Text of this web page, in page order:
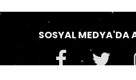
SOSYAL MEDYA'DA